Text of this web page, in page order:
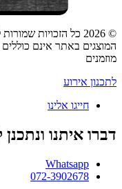
© 2026 כל הזכויות
מוזמנים
לתכנון אירוע
חייגו אלינו
דברו איתנו
Whatsapp
072-3902678